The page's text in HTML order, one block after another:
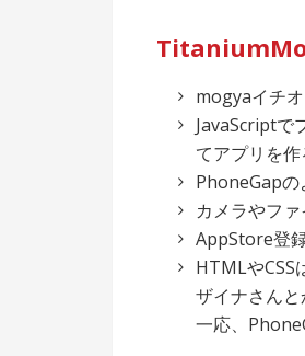
mogyaイチオ
JavaScriptで
てアプリを作
PhoneGapの
カメラやフ
AppStore登
HTMLやCSS
ザイナさん
一応、